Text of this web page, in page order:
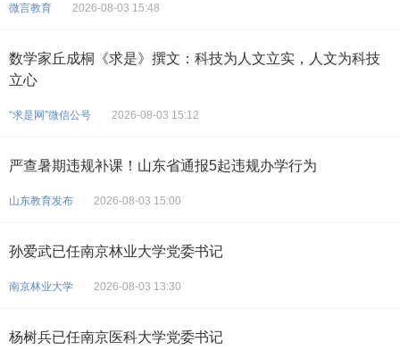
微言教育 2026-08-03 15:48
数学家丘成桐《求是》撰文：科技为人文立实，人文为科技
立心
“求是网”微信公号 2026-08-03 15:12
严查暑期违规补课！山东省通报5起违规办学行为
山东教育发布 2026-08-03 15:00
孙爱武已任南京林业大学党委书记
南京林业大学 2026-08-03 13:30
杨树兵已任南京医科大学党委书记